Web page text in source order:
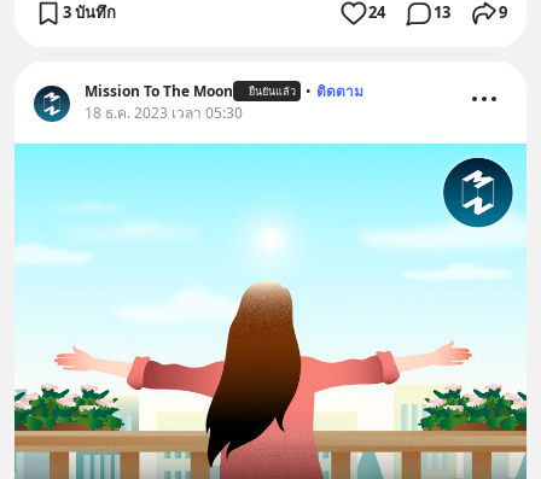
3 บันทึก 24 13 9
Mission To The Moon ยืนยันแล้ว • ติดตาม
18 ธ.ค. 2023 เวลา 05:30